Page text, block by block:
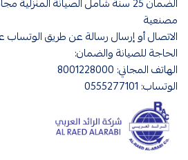
مصنعية
الاتصال أو إرسال رسالة عن طريق
الحاجة للصيانة والضمان:
الهاتف المجاني: 8001228000
الوتساب: 0555277101